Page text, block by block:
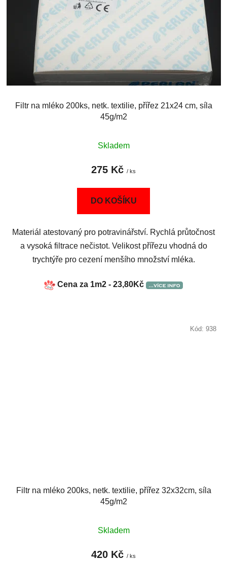
Filtr na mléko 200ks, netk. textilie, přířez 21x24 cm, síla
45g/m2
Skladem
275 Kč / ks
DO KOŠÍKU
Materiál atestovaný pro potravinářství. Rychlá průtočnost
a vysoká filtrace nečistot. Velikost přířezu vhodná do
trychtýře pro cezení menšího množství mléka.
Cena za 1m2 - 23,80Kč
Filtr na mléko 200ks, netk. textilie, přířez 32x32cm, síla
45g/m2
Skladem
420 Kč / ks
Kód: 938